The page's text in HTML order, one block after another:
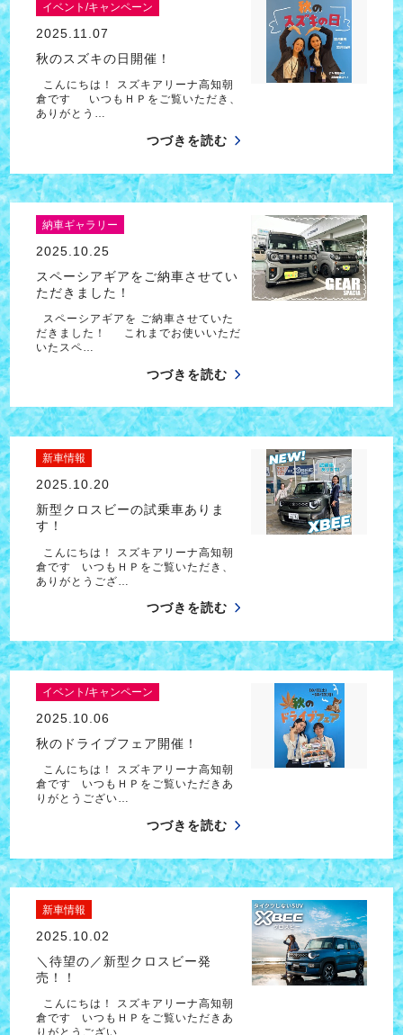
イベント/キャンペーン
2025.11.07
秋のスズキの日開催！
こんにちは！ スズキアリーナ高知朝
倉です いつもＨＰをご覧いただき、
ありがとう…
つづきを読む
納車ギャラリー
2025.10.25
スペーシアギアをご納車させてい
ただきました！
スペーシアギアを ご納車させていた
だきました！ これまでお使いいただ
いたスペ…
つづきを読む
新車情報
2025.10.20
新型クロスビーの試乗車ありま
す！
こんにちは！ スズキアリーナ高知朝
倉です いつもＨＰをご覧いただき、
ありがとうござ…
つづきを読む
イベント/キャンペーン
2025.10.06
秋のドライブフェア開催！
こんにちは！ スズキアリーナ高知朝
倉です いつもＨＰをご覧いただきあ
りがとうござい…
つづきを読む
新車情報
2025.10.02
＼待望の／新型クロスビー発
売！！
こんにちは！ スズキアリーナ高知朝
倉です いつもＨＰをご覧いただきあ